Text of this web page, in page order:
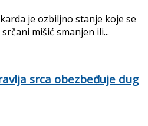
je ozbiljno stanje koje se
mišić smanjen ili...
srca obezbeđuje dug